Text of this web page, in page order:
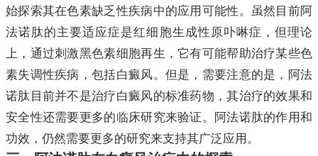
始探索其在色素缺乏性疾病中的应用可能性。虽然目前阿
法诺肽的主要适应症是红细胞生成性原卟啉症，但理论
上，通过刺激黑色素细胞再生，它有可能帮助治疗某些色
素失调性疾病，包括白癜风。但是，需要注意的是，阿法
诺肽目前并不是治疗白癜风的标准药物，其治疗的效果和
安全性还需要更多的临床研究来验证。阿法诺肽的作用和
功效，仍然需要更多的研究来支持其广泛应用。